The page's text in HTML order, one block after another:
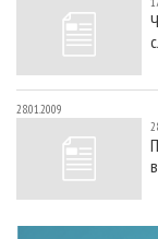
28.01.2009